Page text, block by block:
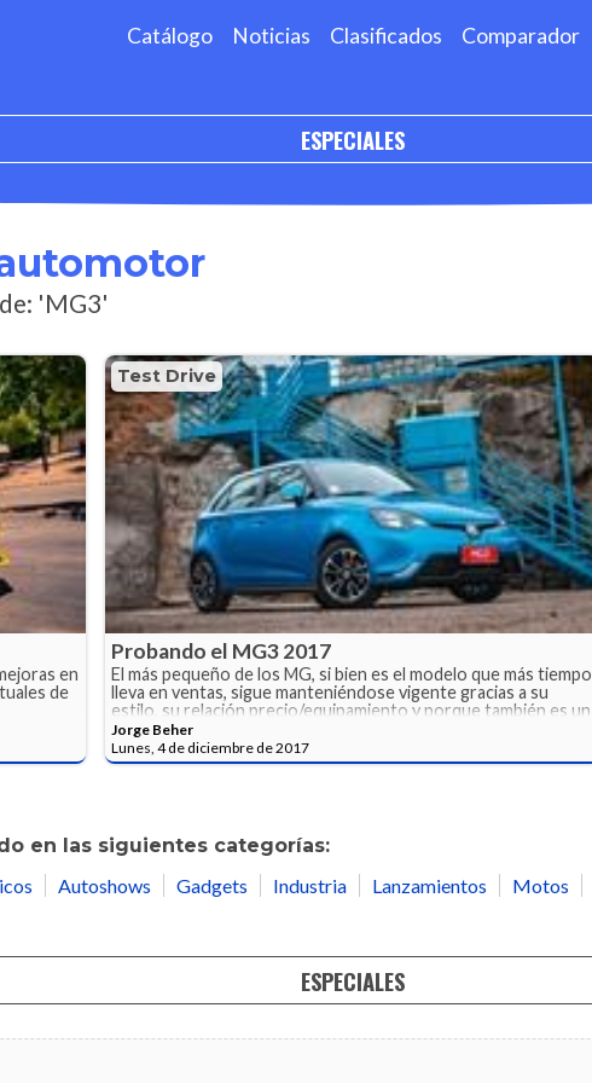
Catálogo Noticias Clasificados Comparador
ESPECIALES
'MG3'
en
de
Test Drive
Probando el MG3 2017
El más pequeño de los MG, si bien es el modelo que más tiempo
lleva en ventas, sigue manteniéndose vigente gracias a su
estilo, su relación precio/equipamiento y porque también es un
auto muy entretenido de manejar.
Jorge Beher
Lunes, 4 de diciembre de 2017
en las siguientes categorías:
Autoshows Gadgets Industria Lanzamientos Motos
ESPECIALES